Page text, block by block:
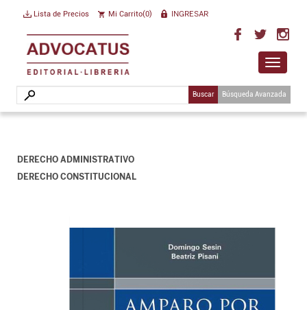
Lista de Precios Mi Carrito(0) INGRESAR
Toggle
Buscar Búsqueda Avanzada
DERECHO ADMINISTRATIVO
DERECHO CONSTITUCIONAL